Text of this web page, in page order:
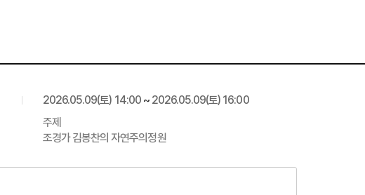
2026.05.09(토) 14:00 ~ 2026.05.09(토) 16:00
주제
조경가 김봉찬의 자연주의정원